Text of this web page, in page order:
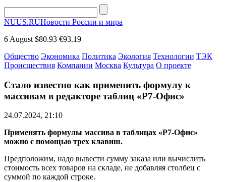
NUUS.RUНовости России и мира
6 August $80.93 €93.19
Общество Экономика Политика Экология Технологии ТЭК
Происшествия Компании Москва Культура О проекте
Стало известно как применить формулу к
массивам в редакторе таблиц «Р7-Офис»
24.07.2024, 21:10
Применять формулы массива в таблицах «Р7-Офис»
можно с помощью трех клавиш.
Предположим, надо вывести сумму заказа или вычислить
стоимость всех товаров на складе, не добавляя столбец с
суммой по каждой строке.